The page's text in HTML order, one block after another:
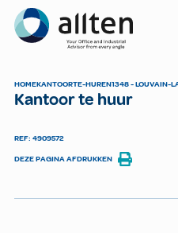
Allten
VIND
HOMEKANTOORTE-HUREN1348 - LOUVAIN-
Kantoor te huur
REF: 4909572
DEZE PAGINA AFDRUKKEN